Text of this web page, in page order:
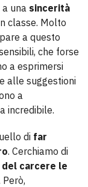
una sincerità
classe. Molto
a questo
che forse
a esprimersi
alle suggestioni
a
incredibile.
di far
. Cerchiamo di
carcere le